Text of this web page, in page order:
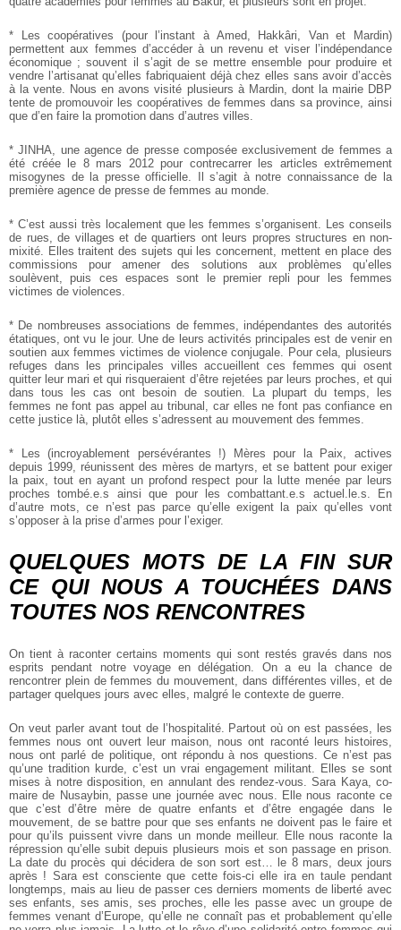
* Les coopératives (pour l’instant à Amed, Hakkâri, Van et Mardin)
permettent aux femmes d’accéder à un revenu et viser l’indépendance
économique ; souvent il s’agit de se mettre ensemble pour produire et
vendre l’artisanat qu’elles fabriquaient déjà chez elles sans avoir d’accès
à la vente. Nous en avons visité plusieurs à Mardin, dont la mairie DBP
tente de promouvoir les coopératives de femmes dans sa province, ainsi
que d’en faire la promotion dans d’autres villes.
* JINHA, une agence de presse composée exclusivement de femmes a
été créée le 8 mars 2012 pour contrecarrer les articles extrêmement
misogynes de la presse officielle. Il s’agit à notre connaissance de la
première agence de presse de femmes au monde.
* C’est aussi très localement que les femmes s’organisent. Les conseils
de rues, de villages et de quartiers ont leurs propres structures en non-
mixité. Elles traitent des sujets qui les concernent, mettent en place des
commissions pour amener des solutions aux problèmes qu’elles
soulèvent, puis ces espaces sont le premier repli pour les femmes
victimes de violences.
* De nombreuses associations de femmes, indépendantes des autorités
étatiques, ont vu le jour. Une de leurs activités principales est de venir en
soutien aux femmes victimes de violence conjugale. Pour cela, plusieurs
refuges dans les principales villes accueillent ces femmes qui osent
quitter leur mari et qui risqueraient d’être rejetées par leurs proches, et qui
dans tous les cas ont besoin de soutien. La plupart du temps, les
femmes ne font pas appel au tribunal, car elles ne font pas confiance en
cette justice là, plutôt elles s’adressent au mouvement des femmes.
* Les (incroyablement persévérantes !) Mères pour la Paix, actives
depuis 1999, réunissent des mères de martyrs, et se battent pour exiger
la paix, tout en ayant un profond respect pour la lutte menée par leurs
proches tombé.e.s ainsi que pour les combattant.e.s actuel.le.s. En
d’autre mots, ce n’est pas parce qu’elle exigent la paix qu’elles vont
s’opposer à la prise d’armes pour l’exiger.
QUELQUES MOTS DE LA FIN SUR
CE QUI NOUS A TOUCHÉES DANS
TOUTES NOS RENCONTRES
On tient à raconter certains moments qui sont restés gravés dans nos
esprits pendant notre voyage en délégation. On a eu la chance de
rencontrer plein de femmes du mouvement, dans différentes villes, et de
partager quelques jours avec elles, malgré le contexte de guerre.
On veut parler avant tout de l’hospitalité. Partout où on est passées, les
femmes nous ont ouvert leur maison, nous ont raconté leurs histoires,
nous ont parlé de politique, ont répondu à nos questions. Ce n’est pas
qu’une tradition kurde, c’est un vrai engagement militant. Elles se sont
mises à notre disposition, en annulant des rendez-vous. Sara Kaya, co-
maire de Nusaybin, passe une journée avec nous. Elle nous raconte ce
que c’est d’être mère de quatre enfants et d’être engagée dans le
mouvement, de se battre pour que ses enfants ne doivent pas le faire et
pour qu’ils puissent vivre dans un monde meilleur. Elle nous raconte la
répression qu’elle subit depuis plusieurs mois et son passage en prison.
La date du procès qui décidera de son sort est… le 8 mars, deux jours
après ! Sara est consciente que cette fois-ci elle ira en taule pendant
longtemps, mais au lieu de passer ces derniers moments de liberté avec
ses enfants, ses amis, ses proches, elle les passe avec un groupe de
femmes venant d’Europe, qu’elle ne connaît pas et probablement qu’elle